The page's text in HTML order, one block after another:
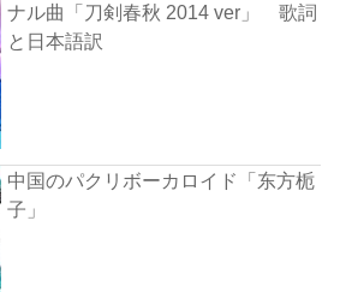
ナル曲「刀剣春秋 2014 ver」 歌詞
と日本語訳
中国のパクリボーカロイド「东方栀
子」